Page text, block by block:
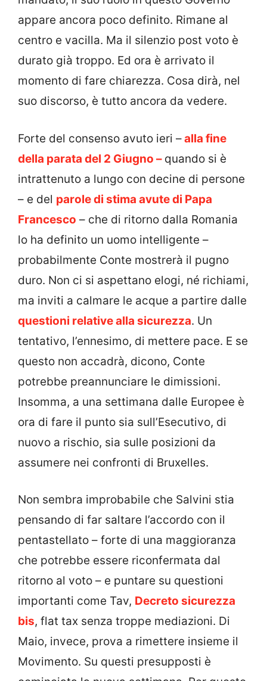
appare ancora poco definito. Rimane al
centro e vacilla. Ma il silenzio post voto è
durato già troppo. Ed ora è arrivato il
momento di fare chiarezza. Cosa dirà, nel
suo discorso, è tutto ancora da vedere.
Forte del consenso avuto ieri –alla fine
della parata del 2 Giugno – quando si è
intrattenuto a lungo con decine di persone
– e del parole di stima avute di Papa
Francesco – che di ritorno dalla Romania
lo ha definito un uomo intelligente –
probabilmente Conte mostrerà il pugno
duro. Non ci si aspettano elogi, né richiami,
ma inviti a calmare le acque a partire dalle
questioni relative alla sicurezza. Un
tentativo, l’ennesimo, di mettere pace. E se
questo non accadrà, dicono, Conte
potrebbe preannunciare le dimissioni.
Insomma, a una settimana dalle Europee è
ora di fare il punto sia sull’Esecutivo, di
nuovo a rischio, sia sulle posizioni da
assumere nei confronti di Bruxelles.
Non sembra improbabile che Salvini stia
pensando di far saltare l’accordo con il
pentastellato – forte di una maggioranza
che potrebbe essere riconfermata dal
ritorno al voto – e puntare su questioni
importanti come Tav, Decreto sicurezza
bis, flat tax senza troppe mediazioni. Di
Maio, invece, prova a rimettere insieme il
Movimento. Su questi presupposti è